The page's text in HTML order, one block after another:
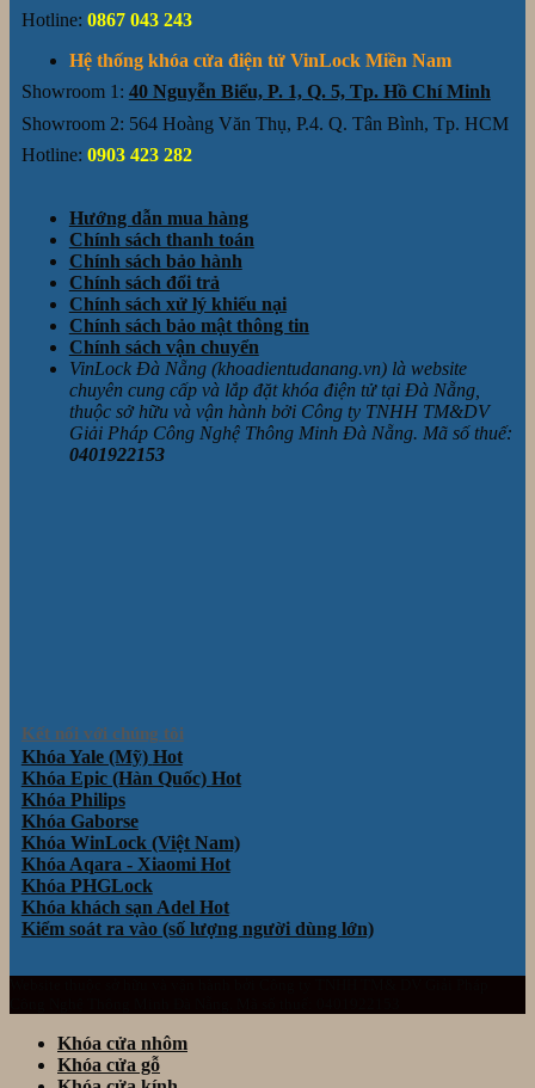
Hotline: 0867 043 243
Hệ thống khóa cửa điện tử VinLock Miền Nam
Showroom 1: 40 Nguyễn Biểu, P. 1, Q. 5, Tp. Hồ Chí Minh
Showroom 2: 564 Hoàng Văn Thụ, P.4. Q. Tân Bình, Tp. HCM
Hotline: 0903 423 282
Hướng dẫn mua hàng
Chính sách thanh toán
Chính sách bảo hành
Chính sách đổi trả
Chính sách xử lý khiếu nại
Chính sách bảo mật thông tin
Chính sách vận chuyển
VinLock Đà Nẵng (khoadientudanang.vn) là website
chuyên cung cấp và lắp đặt khóa điện tử tại Đà Nẵng,
thuộc sở hữu và vận hành bởi Công ty TNHH TM&DV
Giải Pháp Công Nghệ Thông Minh Đà Nẵng. Mã số thuế:
0401922153
Kết nối với chúng tôi
Khóa Yale (Mỹ)
Khóa Epic (Hàn Quốc)
Khóa Philips
Khóa Gaborse
Khóa WinLock (Việt Nam)
Khóa Aqara - Xiaomi
Khóa PHGLock
Khóa khách sạn Adel
Kiểm soát ra vào (số lượng người dùng lớn)
Khóa cửa nhôm
Khóa cửa gỗ